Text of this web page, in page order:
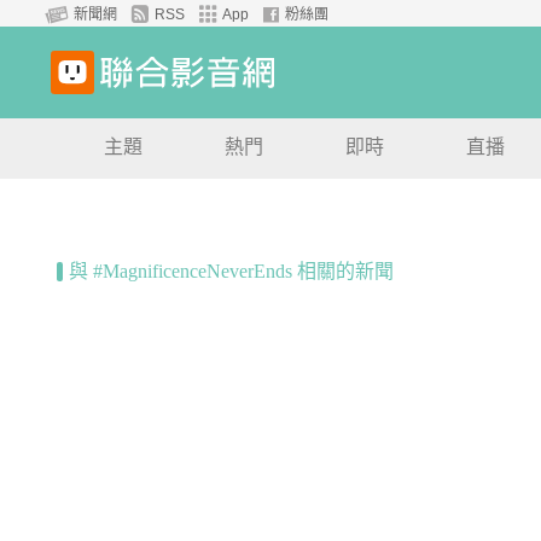
新聞網 RSS App 粉絲團
主題 熱門 即時 直播
與 #MagnificenceNeverEnds 相關的新聞